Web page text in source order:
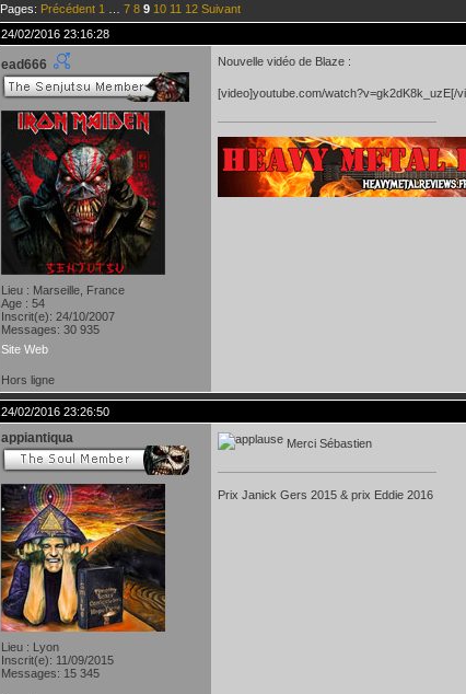
Pages: Précédent 1 7 8 9 10 11 12 Suivant
24/02/2016 23:16:28
ead666
Lieu : Marseille, France
Age : 54
Inscrit(e): 24/10/2007
Messages: 30 935
Site Web
Nouvelle vidéo de Blaze :
[video]youtube.com/watch?v=gk2dK8k_uzE[/
Hors ligne
24/02/2016 23:26:50
appiantiqua
Lieu : Lyon
Inscrit(e): 11/09/2015
Messages: 15 345
Merci Sébastien
Prix Janick Gers 2015 & prix Eddie 2016